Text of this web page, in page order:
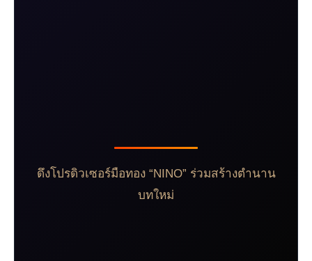
ดึงโปรดิวเซอร์มือทอง “NINO” ร่วมสร้างตำนาน
บทใหม่